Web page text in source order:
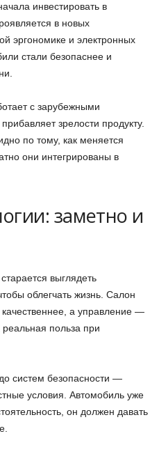
инвестировать в
в новых
эргономике и электронных
стали безопаснее и
с зарубежными
зрелости продукту.
по тому, как меняется
они интегрированы в
заметно и
выглядеть
облегчать жизнь. Салон
а управление —
польза при
систем безопасности —
условия. Автомобиль уже
он должен давать